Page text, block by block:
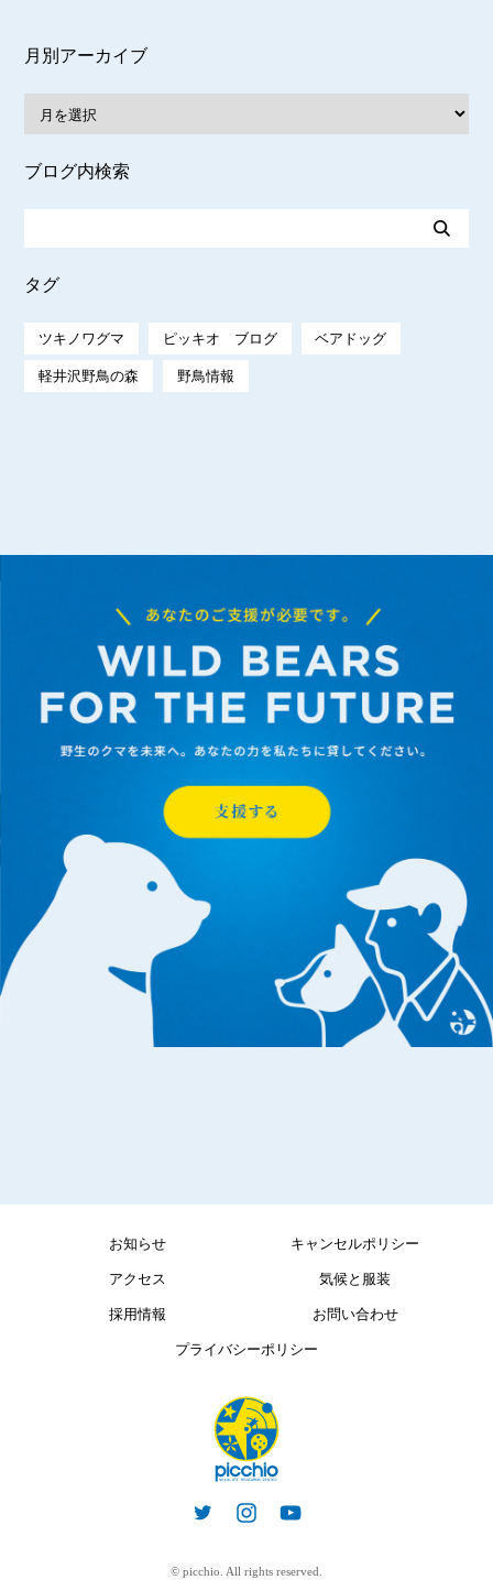
月別アーカイブ
ブログ内検索
タグ
ツキノワグマ ピッキオ ブログ ベアドッグ
軽井沢野鳥の森 野鳥情報
お知らせ キャンセルポリシー
アクセス 気候と服装
採用情報 お問い合わせ
プライバシーポリシー
© picchio. All rights reserved.